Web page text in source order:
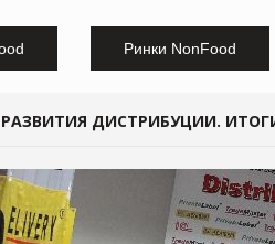
Ринки NonFood
ДИСТРИБУЦИИ. ИТОГИ